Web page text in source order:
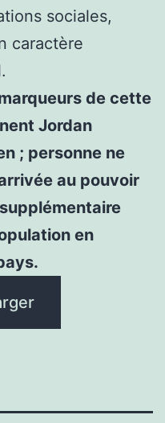
sociales,
caractère
de cette
Jordan
; personne ne
au pouvoir
en